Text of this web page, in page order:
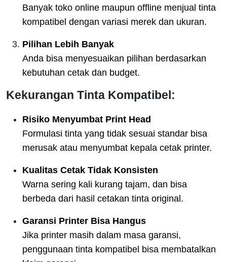
Banyak toko online maupun offline menjual tinta
kompatibel dengan variasi merek dan ukuran.
Pilihan Lebih Banyak
Anda bisa menyesuaikan pilihan berdasarkan
kebutuhan cetak dan budget.
Kekurangan Tinta Kompatibel:
Risiko Menyumbat Print Head
Formulasi tinta yang tidak sesuai standar bisa
merusak atau menyumbat kepala cetak printer.
Kualitas Cetak Tidak Konsisten
Warna sering kali kurang tajam, dan bisa
berbeda dari hasil cetakan tinta original.
Garansi Printer Bisa Hangus
Jika printer masih dalam masa garansi,
penggunaan tinta kompatibel bisa membatalkan